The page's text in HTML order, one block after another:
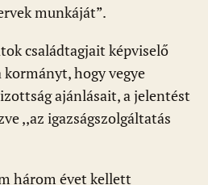
munkáját”.
családtagjait képviselő
kormányt, hogy vegye
ajánlásait, a jelentést
,,az igazságszolgáltatás
három évet kellett